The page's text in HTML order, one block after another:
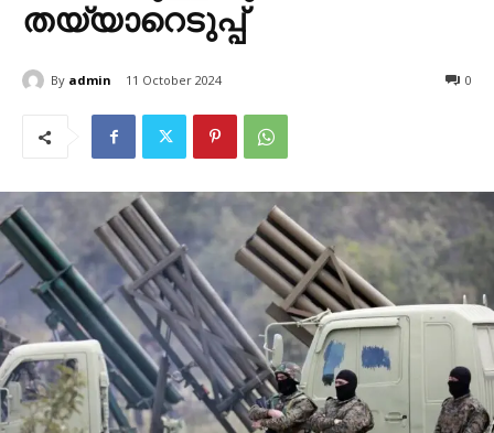
തയ്യാറെടുപ്പ്‌
By admin 11 October 2024 0